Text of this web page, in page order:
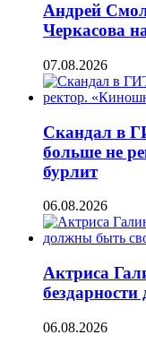
Андрей
Черкасова
07.08.2026
Скандал в
больше не
бурлит
06.08.2026
Актриса
06.08.2026